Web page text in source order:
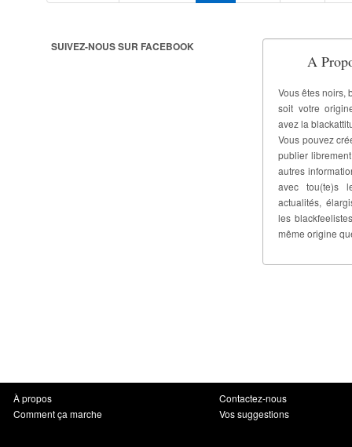
SUIVEZ-NOUS SUR FACEBOOK
A
Vous êtes noirs,
soit votre
avez la
Vous pouvez
publier
autres
avec tou(te)s
actualités,
les
même origine
À propos
Comment ça marche
Contactez-nous
Vos suggestions